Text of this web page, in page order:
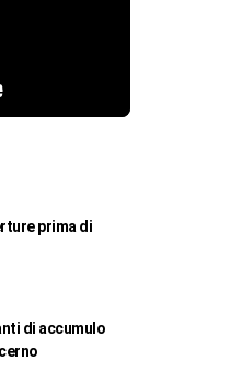
prima di
di accumulo